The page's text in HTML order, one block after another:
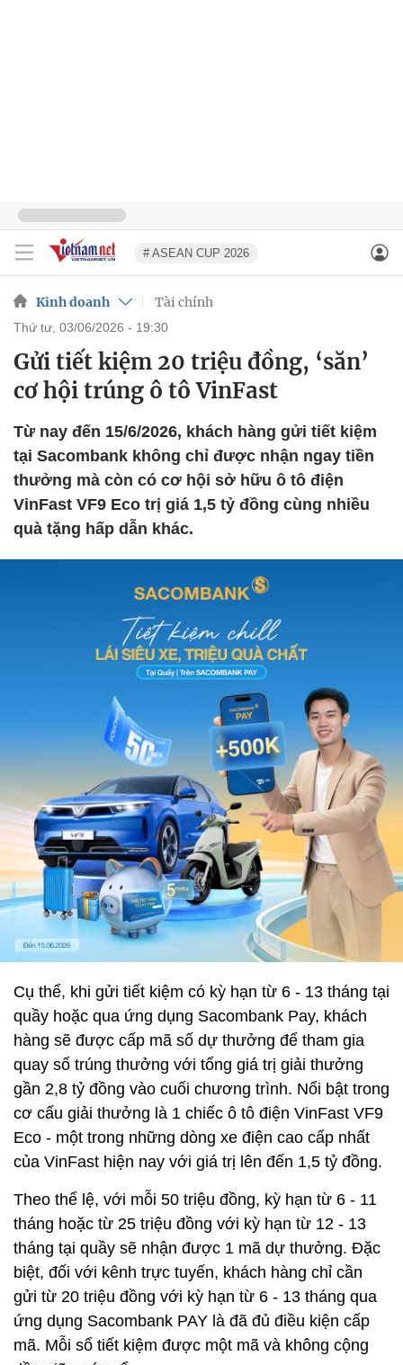
# ASEAN CUP 2026
Kinh doanh Tài chính
thứ tư, 03/06/2026 - 19:30
Gửi tiết kiệm 20 triệu đồng, ‘săn’
cơ hội trúng ô tô VinFast
Từ nay đến 15/6/2026, khách hàng gửi tiết kiệm
tại Sacombank không chỉ được nhận ngay tiền
thưởng mà còn có cơ hội sở hữu ô tô điện
VinFast VF9 Eco trị giá 1,5 tỷ đồng cùng nhiều
quà tặng hấp dẫn khác.
Cụ thể, khi gửi tiết kiệm có kỳ hạn từ 6 - 13 tháng tại
quầy hoặc qua ứng dụng Sacombank Pay, khách
hàng sẽ được cấp mã số dự thưởng để tham gia
quay số trúng thưởng với tổng giá trị giải thưởng
gần 2,8 tỷ đồng vào cuối chương trình. Nổi bật trong
cơ cấu giải thưởng là 1 chiếc ô tô điện VinFast VF9
Eco - một trong những dòng xe điện cao cấp nhất
của VinFast hiện nay với giá trị lên đến 1,5 tỷ đồng.
Theo thể lệ, với mỗi 50 triệu đồng, kỳ hạn từ 6 - 11
tháng hoặc từ 25 triệu đồng với kỳ hạn từ 12 - 13
tháng tại quầy sẽ nhận được 1 mã dự thưởng. Đặc
biệt, đối với kênh trực tuyến, khách hàng chỉ cần
gửi từ 20 triệu đồng với kỳ hạn từ 6 - 13 tháng qua
ứng dụng Sacombank PAY là đã đủ điều kiện cấp
mã. Mỗi sổ tiết kiệm được một mã và không cộng